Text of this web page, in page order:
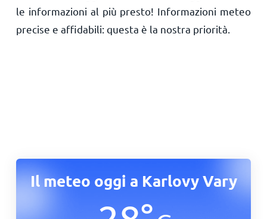
le informazioni al più presto! Informazioni meteo
precise e affidabili: questa è la nostra priorità.
Il meteo oggi a Karlovy Vary